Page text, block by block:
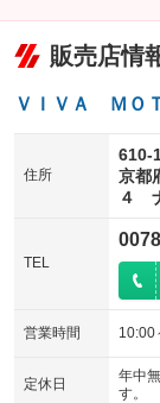
販売店情
ＶＩＶＡ ＭＯ
住所
610-
京都
４
TEL
営業時間 10:00
定休日
年中
す。